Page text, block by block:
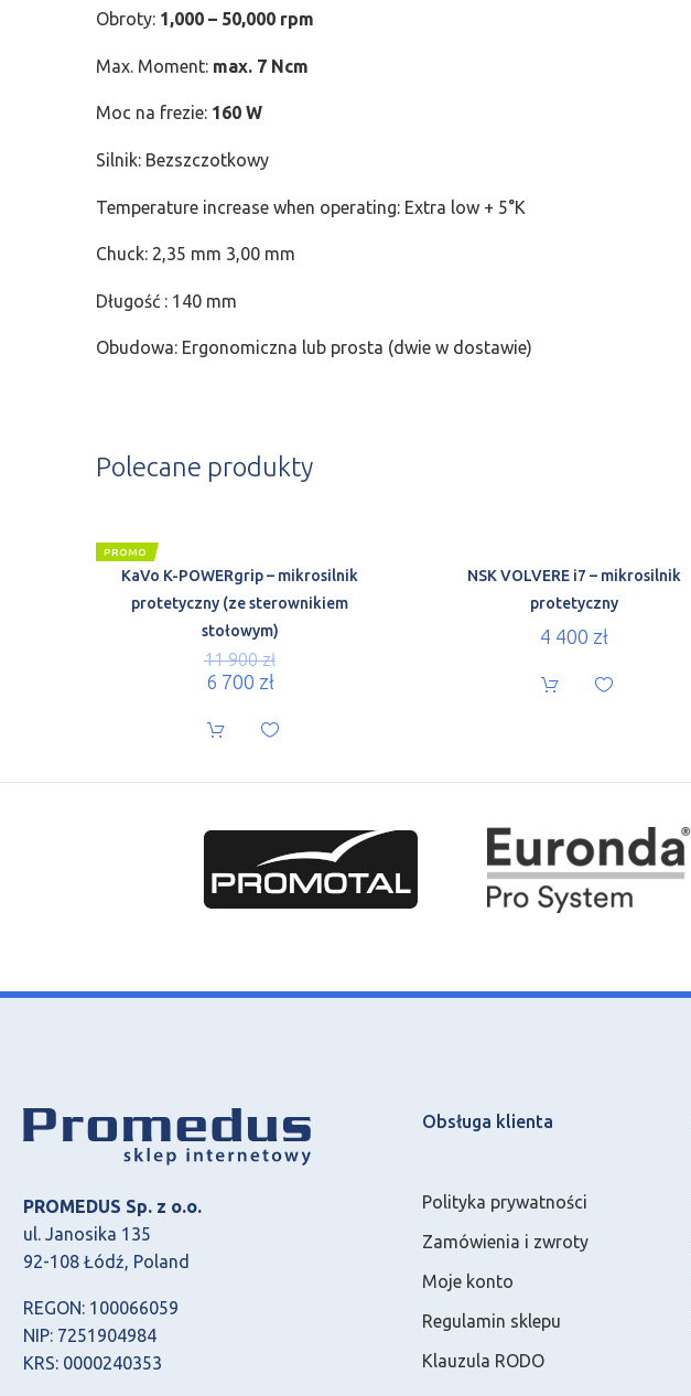
Obroty: 1,000 – 50,000 rpm
Max. Moment: max. 7 Ncm
Moc na frezie: 160 W
Silnik: Bezszczotkowy
Temperature increase when operating: Extra low + 5°K
Chuck: 2,35 mm 3,00 mm
Długość : 140 mm
Obudowa: Ergonomiczna lub prosta (dwie w dostawie)
Polecane produkty
PROMO
KaVo K-POWERgrip – mikrosilnik
protetyczny (ze sterownikiem
stołowym)
11 900zł
6 700 zł
NSK VOLVERE i7 – mikrosilnik
protetyczny
4 400 zł
PROMEDUS Sp. z o.o.
ul. Janosika 135
92-108 Łódź, Poland
REGON: 100066059
NIP: 7251904984
KRS: 0000240353
Obsługa klienta
Polityka prywatności
Zamówienia i zwroty
Moje konto
Regulamin sklepu
Klauzula RODO